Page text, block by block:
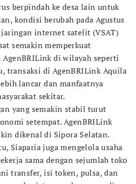
berpindah ke desa lain untuk
kondisi berubah pada Agustus
internet satelit (VSAT)
semakin memperkuat
di wilayah seperti
transaksi di AgenBRILink Aquila
lancar dan manfaatnya
sekitar.
yang semakin stabil turut
setempat. AgenBRILink
dikenal di Sipora Selatan.
Siaparia juga mengelola usaha
sama dengan sejumlah toko
transfer, isi token, pulsa, dan